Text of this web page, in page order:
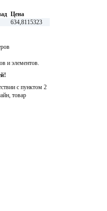
Цена
634,8115323
и элементов.
с пунктом 2
товар